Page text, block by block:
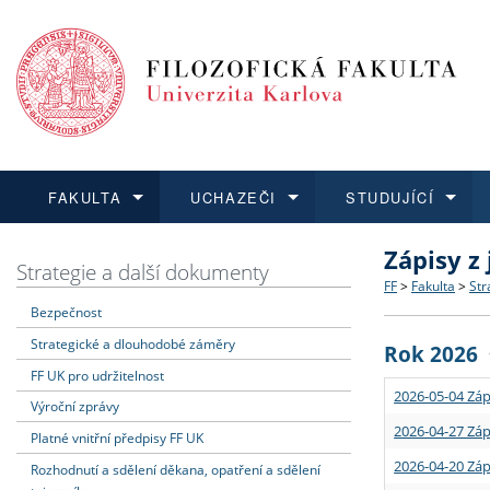
FAKULTA
Dozvědět se více
Struktura
Strategie
Podpora
UCHAZEČI
Podat přihlášku
Co
Učitelské
STUDUJÍCÍ
Dozvědět se více
Rigorózní
Dozvědět se více
O vědě a
Granty a
Dozvědět se více
Aktuální
Strategie a další dokumenty
Bezpečnost
Strategické a dlouhodobé záměry
FF UK pro udržitelnost
Výroční zprávy
Platné vnitřní předpisy FF UK
Rozhodnutí a sdělení děkana, opatření a sdělení
Zápisy
FF > Fakulta >
Rok 2026
2026-05-04
2026-04-27
2026-04-20